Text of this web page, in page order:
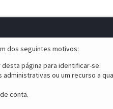
dos seguintes motivos:
página para identificar-se.
ou um recurso a
conta.